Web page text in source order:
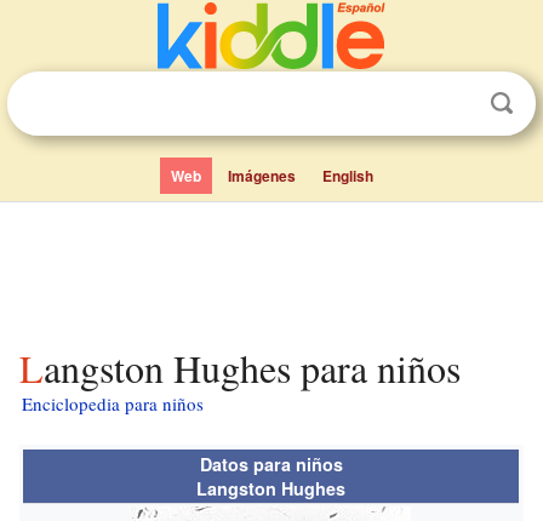
Web Imágenes English
Langston Hughes para niños
Enciclopedia para niños
Datos para niños
Langston Hughes